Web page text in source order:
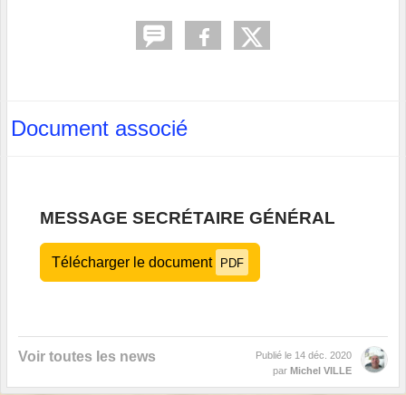
Document associé
MESSAGE SECRÉTAIRE GÉNÉRAL
Télécharger le document PDF
Voir toutes les news Publié le 14 déc. 2020
par Michel VILLE